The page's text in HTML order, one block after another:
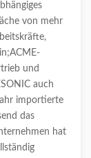
von mehr
und
auch
importierte
das
hat